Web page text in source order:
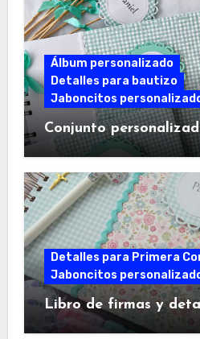
Álbum personalizado
Detalles para bautizo
Jaboncitos
Conjunto
Detalles para Primera
Jaboncitos
Libro de firmas y